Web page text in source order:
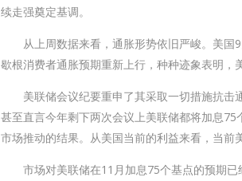
续走强奠定基调。
从上周数据来看，通胀形势依旧严峻。美国9
歇根消费者通胀预期重新上行，种种迹象表明
美联储会议纪要重申了其采取一切措施抗击
甚至直言今年剩下两次会议上美联储都将加息
市场推动的结果。从美国当前的利益来看，当
市场对美联储在11月加息75个基点的预期已